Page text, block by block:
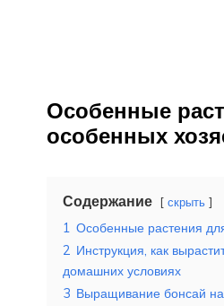
Особенные
особенных
Содержание скрыть
1 Особенные растения
2 Инструкция, как
домашних условиях
3 Выращивание бонсай